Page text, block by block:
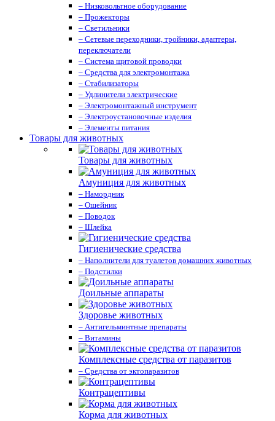
– Низковольтное оборудование
– Прожекторы
– Светильники
– Сетевые переходники, тройники, адаптеры,
переключатели
– Система щитовой проводки
– Средства для электромонтажа
– Стабилизаторы
– Удлинители электрические
– Электромонтажный инструмент
– Электроустановочные изделия
– Элементы питания
Товары для животных
Товары для животных
Амуниция для животных
– Намордник
– Ошейник
– Поводок
– Шлейка
Гигиенические средства
– Наполнители для туалетов домашних животных
– Подстилки
Доильные аппараты
Здоровье животных
– Антигельминтные препараты
– Витамины
Комплексные средства от паразитов
– Средства от эктопаразитов
Контрацептивы
Корма для животных